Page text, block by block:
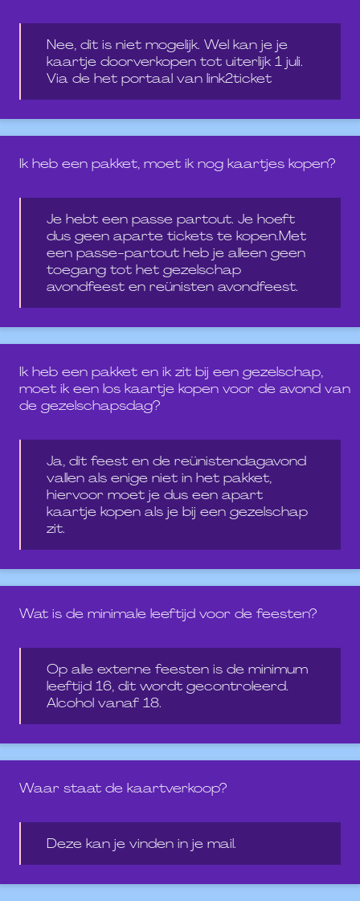
Nee, dit is niet mogelijk. Wel kan je je
kaartje doorverkopen tot uiterlijk 1 juli.
Via de het portaal van link2ticket
Ik heb een pakket, moet ik nog kaartjes kopen?
Je hebt een passe partout. Je hoeft
dus geen aparte tickets te kopen.Met
een passe-partout heb je alleen geen
toegang tot het gezelschap
avondfeest en reünisten avondfeest.
Ik heb een pakket en ik zit bij een gezelschap,
moet ik een los kaartje kopen voor de avond van
de gezelschapsdag?
Ja, dit feest en de reünistendagavond
vallen als enige niet in het pakket,
hiervoor moet je dus een apart
kaartje kopen als je bij een gezelschap
zit.
Wat is de minimale leeftijd voor de feesten?
Op alle externe feesten is de minimum
leeftijd 16, dit wordt gecontroleerd.
Alcohol vanaf 18.
Waar staat de kaartverkoop?
Deze kan je vinden in je mail.